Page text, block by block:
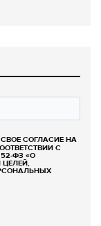
СОГЛАСИЕ НА
С
ФЗ «О